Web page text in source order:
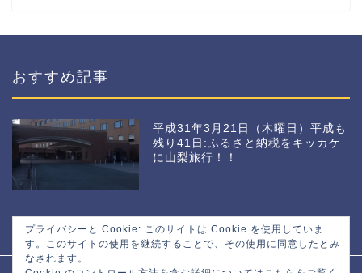
おすすめ記事
平成31年3月21日（木曜日）平成も
残り41日:ふるさと納税をキッカケ
に山梨旅行！！
プライバシーと Cookie: このサイトは Cookie を使用していま
す。このサイトの使用を継続することで、その使用に同意したとみ
なされます。